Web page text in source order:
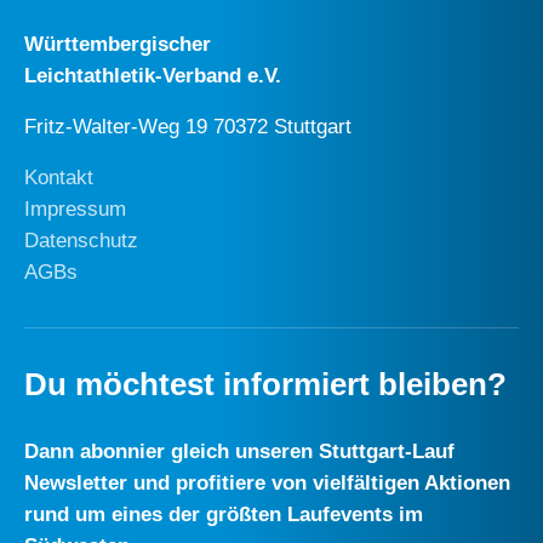
Württembergischer
Leichtathletik-Verband e.V.
Fritz-Walter-Weg 19 70372 Stuttgart
Kontakt
Impressum
Datenschutz
AGBs
Du möchtest informiert bleiben?
Dann abonnier gleich unseren Stuttgart-Lauf
Newsletter und profitiere von vielfältigen Aktionen
rund um eines der größten Laufevents im